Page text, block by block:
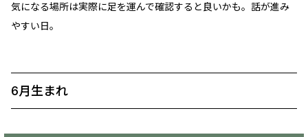
気になる場所は実際に足を運んで確認すると良いかも。話が進み
やすい日。
6月生まれ